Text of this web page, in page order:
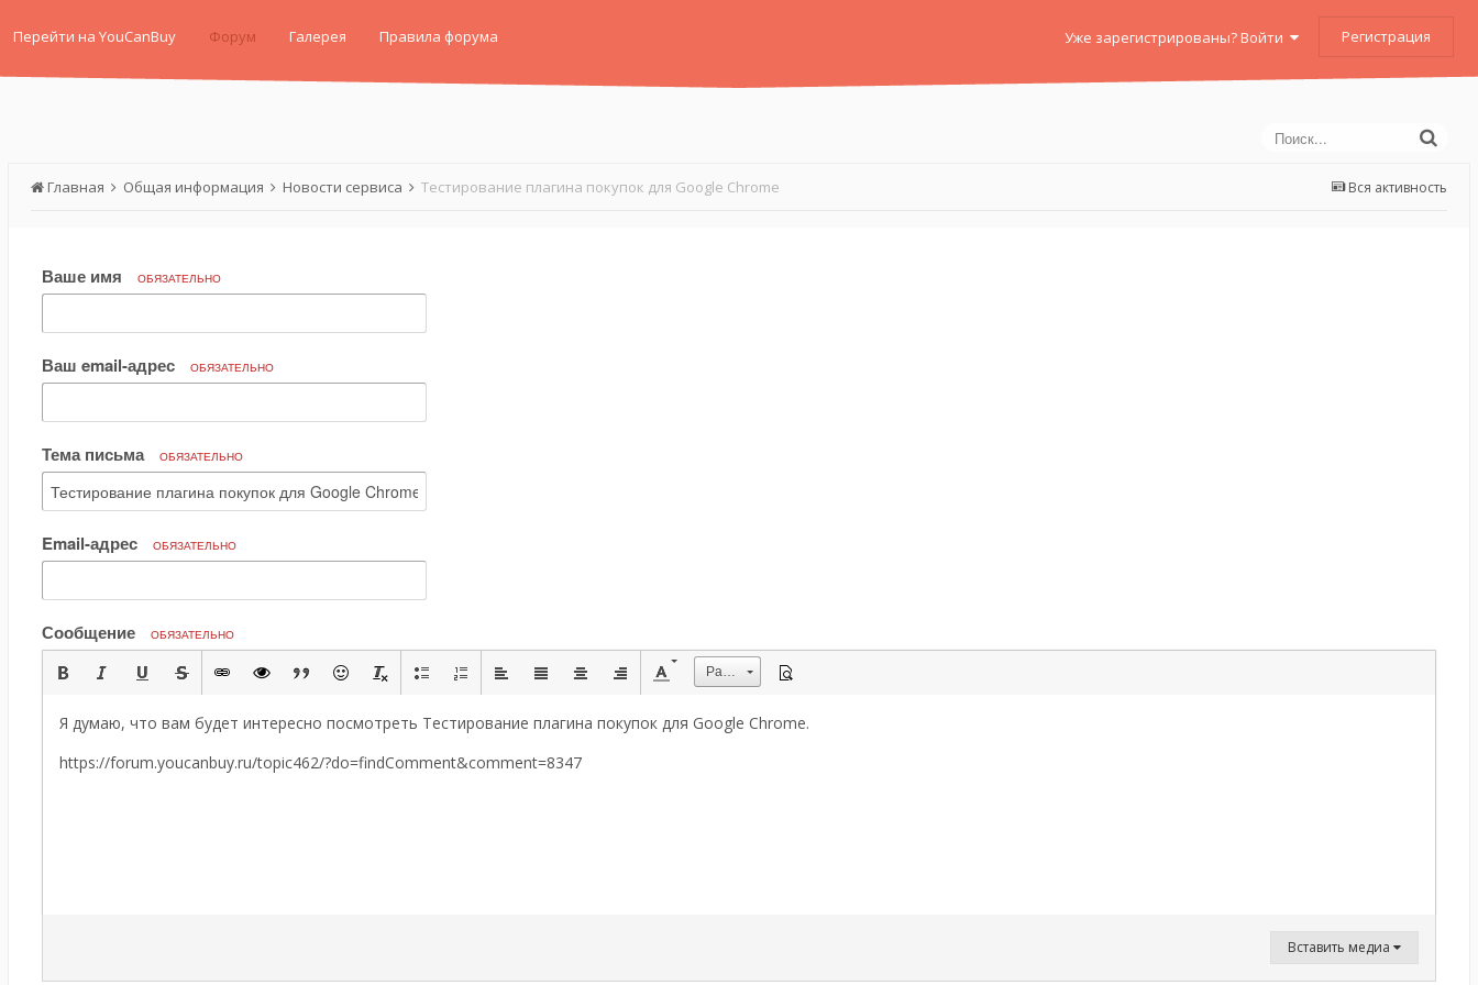
Перейти на YouCanBuy Форум Галерея Правила форума Уже зарегистрированы? Войти Регистрация
Вся активность
Главная Общая информация Новости сервиса Тестирование плагина покупок для Google Chrome
Ваше имя ОБЯЗАТЕЛЬНО
Ваш email-адрес ОБЯЗАТЕЛЬНО
Тема письма ОБЯЗАТЕЛЬНО
Email-адрес ОБЯЗАТЕЛЬНО
Сообщение ОБЯЗАТЕЛЬНО
Размер
Я думаю, что вам будет интересно посмотреть Тестирование плагина покупок для Google Chrome.
https://forum.youcanbuy.ru/topic462/?do=findComment&comment=8347
Вставить медиа